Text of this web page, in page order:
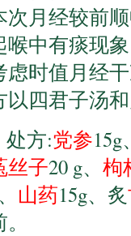
次月经较前
喉中有痰现
虑时值月经
以四君子汤
处方:党参15g
丝子20 g、 枸
山药15g、炙